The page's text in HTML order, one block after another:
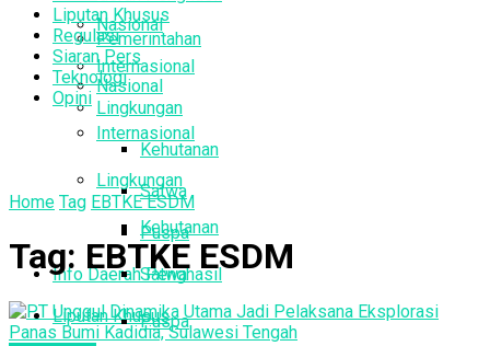
Nasional
Internasional
Lingkungan
Kehutanan
Satwa
Puspa
Info Daerah Penghasil
Liputan Khusus
Pemerintahan
Nasional
Internasional
Lingkungan
Kehutanan
Satwa
Puspa
Liputan Khusus
Regulasi
Siaran Pers
Teknologi
Opini
Home Tag EBTKE ESDM
Tag: EBTKE ESDM